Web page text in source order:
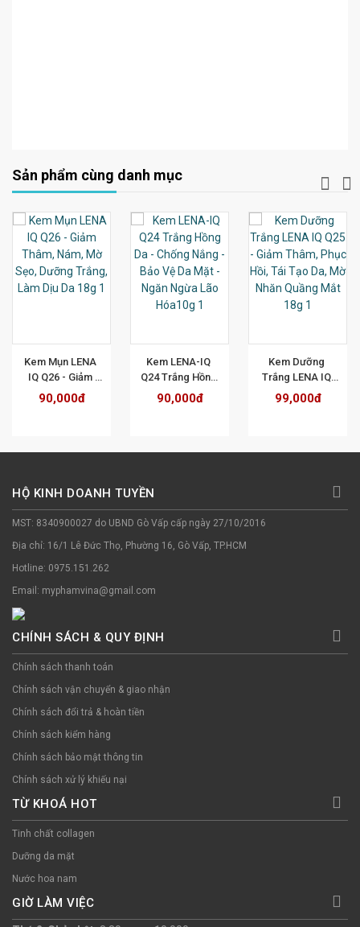
Sản phẩm cùng danh mục
Kem Mụn LENA
IQ Q26 - Giảm
Thâm, Nám, Mờ
Sẹo, Dưỡng
90,000đ
Kem LENA-IQ
Q24 Trắng Hồng
Da - Chống Nắng
- Bảo Vệ Da Mặt -
90,000đ
Kem Dưỡng
Trắng LENA IQ
Q25 - Giảm Thâm,
Phục Hồi, Tái Tạo
99,000đ
HỘ KINH DOANH TUYỀN
MST: 8340900027 do UBND Gò Vấp cấp ngày 27/10/2016
Địa chỉ: 16/1 Lê Đức Thọ, Phường 16, Gò Vấp, TP.HCM
Hotline: 0975.151.262
Email: myphamvina@gmail.com
CHÍNH SÁCH & QUY ĐỊNH
Chính sách thanh toán
Chính sách vận chuyển & giao nhận
Chính sách đổi trả & hoàn tiền
Chính sách kiểm hàng
Chính sách bảo mật thông tin
Chính sách xử lý khiếu nại
TỪ KHOÁ HOT
Tinh chất collagen
Dưỡng da mặt
Nước hoa nam
GIỜ LÀM VIỆC